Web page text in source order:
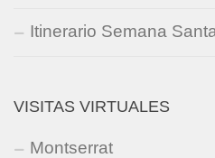
Itinerario Semana
VISITAS VIRTUALES
Montserrat